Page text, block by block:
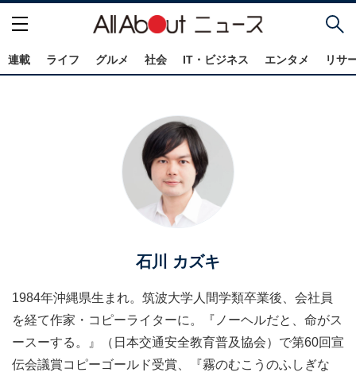
連載 ライフ グルメ 社会 IT・ビジネス エンタメ リサ
石川 カズキ
1984年沖縄県生まれ。筑波大学人間学類卒業後、会社員
を経て作家・コピーライターに。『ノーヘルだと、命がス
ースーする。』（日本交通安全教育普及協会）で第60回宣
伝会議賞コピーゴールド受賞、『霧のむこうのふしぎな